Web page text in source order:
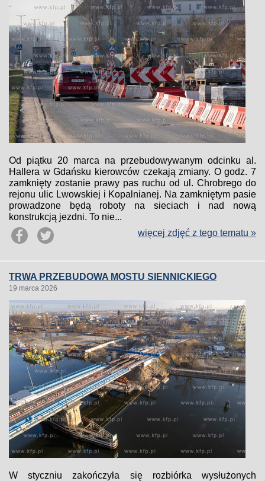
Od piątku 20 marca na przebudowywanym odcinku al.
Hallera w Gdańsku kierowców czekają zmiany. O godz. 7
zamknięty zostanie prawy pas ruchu od ul. Chrobrego do
rejonu ulic Lwowskiej i Kopalnianej. Na zamkniętym pasie
prowadzone będą roboty na sieciach i nad nową
konstrukcją jezdni. To nie...
więcej zdjęć z tego tematu »
TRWA PRZEBUDOWA MOSTU SIENNICKIEGO
19 marca 2026
W styczniu zakończyła się rozbiórka wysłużonych